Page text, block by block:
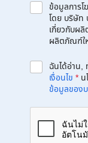
ข้อมูลการ
โดย บริษัท
เกี่ยวกับผ
ผลิตภัณฑ์ใ
ฉันได้อ่าน,
เงื่อนไข * น
ข้อมูลของบ